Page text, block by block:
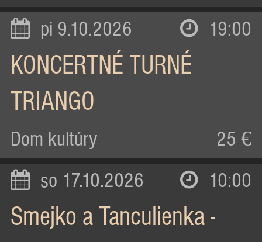
pi 9.10.2026 19:00
KONCERTNÉ TURNÉ
TRIANGO
Dom kultúry 25 €
so 17.10.2026 10:00
Smejko a Tanculienka -